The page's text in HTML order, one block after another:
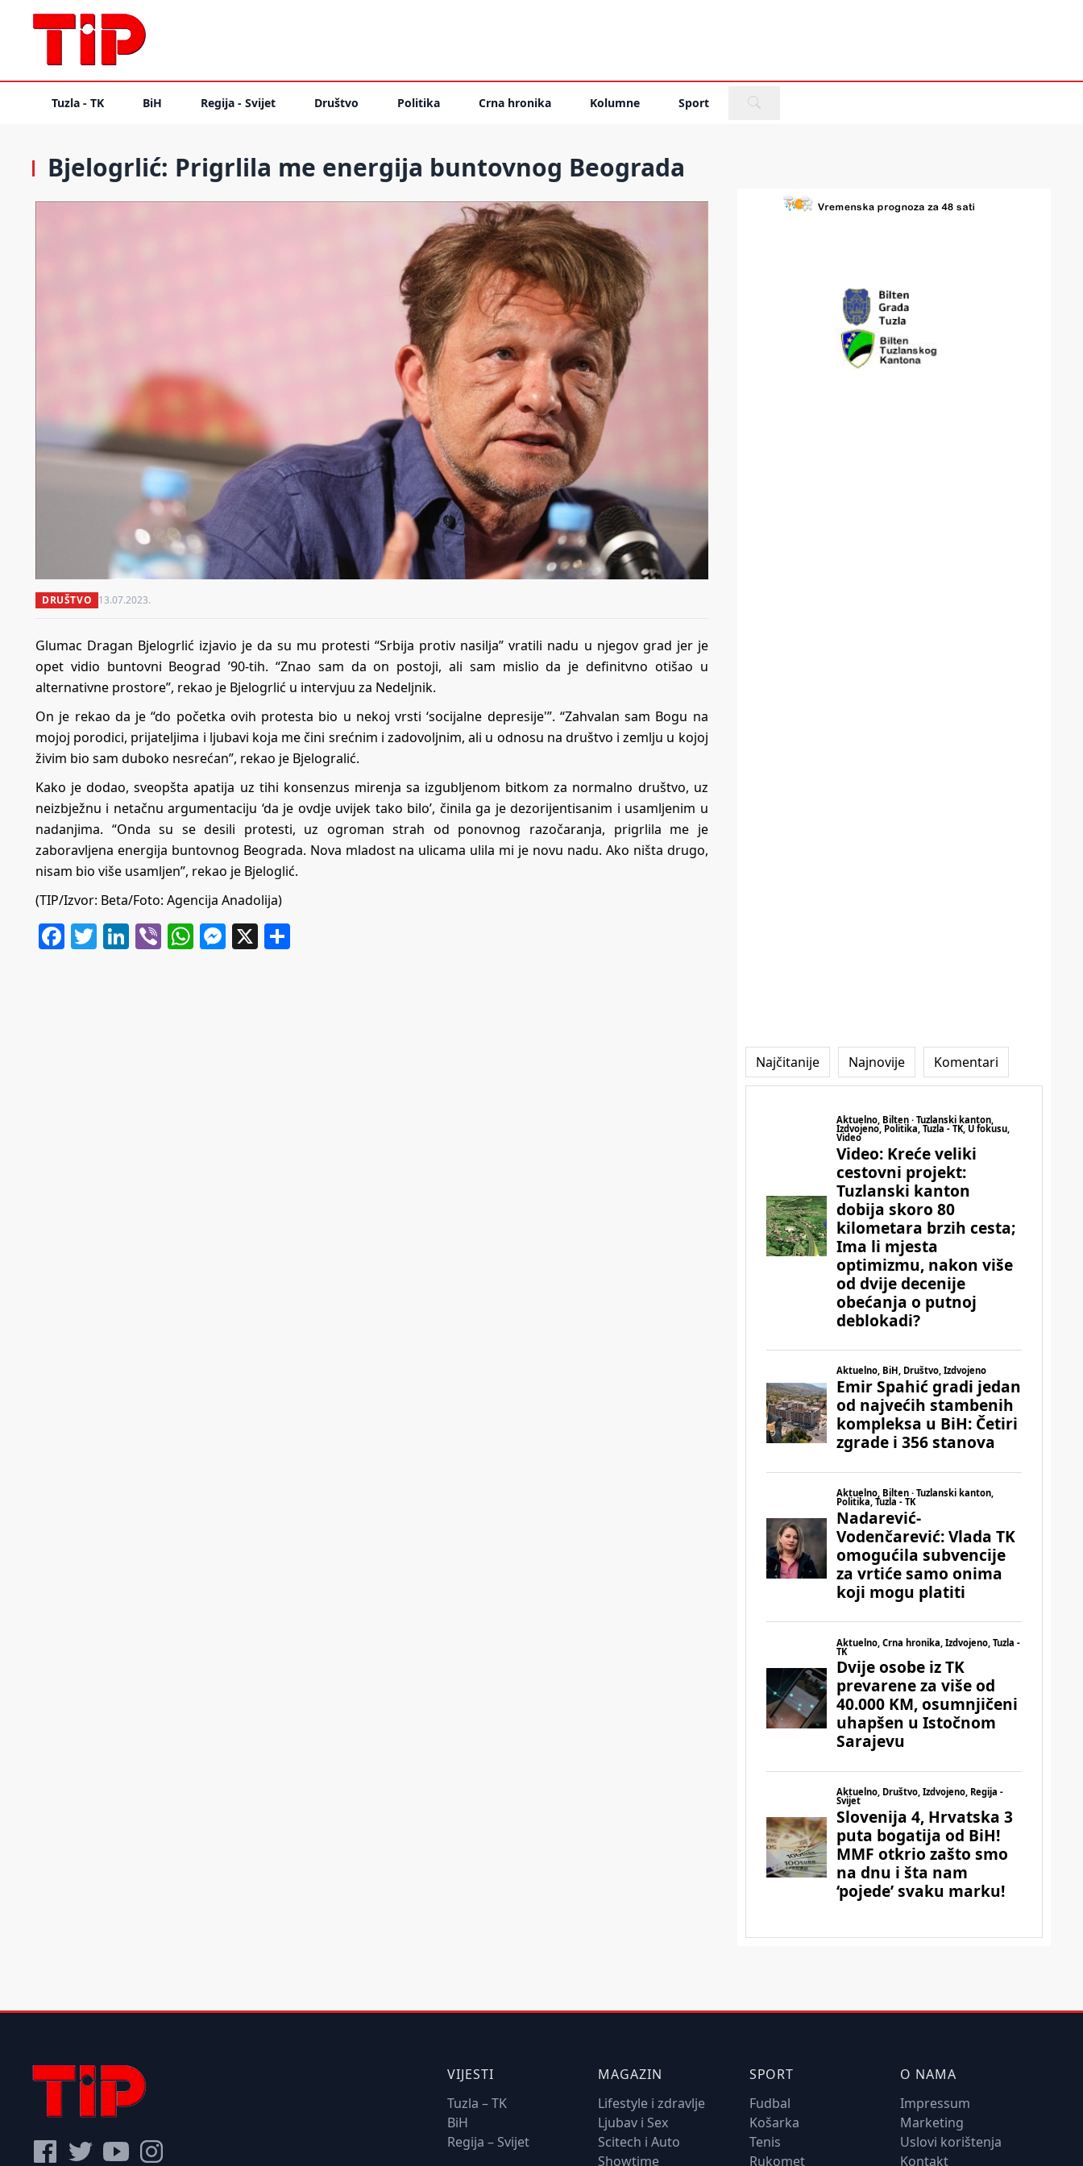
Tuzla - TK BiH Regija - Svijet Društvo Politika Crna hronika Kolumne Sport
Bjelogrlić: Prigrlila me energija buntovnog Beograda
DRUŠTVO 13.07.2023.
Glumac Dragan Bjelogrlić izjavio je da su mu protesti “Srbija protiv nasilja” vratili nadu u njegov grad jer je
opet vidio buntovni Beograd ’90-tih. “Znao sam da on postoji, ali sam mislio da je definitvno otišao u
alternativne prostore”, rekao je Bjelogrlić u intervjuu za Nedeljnik.
On je rekao da je “do početka ovih protesta bio u nekoj vrsti ‘socijalne depresije'”. “Zahvalan sam Bogu na
mojoj porodici, prijateljima i ljubavi koja me čini srećnim i zadovoljnim, ali u odnosu na društvo i zemlju u kojoj
živim bio sam duboko nesrećan”, rekao je Bjelogralić.
Kako je dodao, sveopšta apatija uz tihi konsenzus mirenja sa izgubljenom bitkom za normalno društvo, uz
neizbježnu i netačnu argumentaciju ‘da je ovdje uvijek tako bilo’, činila ga je dezorijentisanim i usamljenim u
nadanjima. “Onda su se desili protesti, uz ogroman strah od ponovnog razočaranja, prigrlila me je
zaboravljena energija buntovnog Beograda. Nova mladost na ulicama ulila mi je novu nadu. Ako ništa drugo,
nisam bio više usamljen”, rekao je Bjeloglić.
(TIP/Izvor: Beta/Foto: Agencija Anadolija)
Facebook
Twitter
LinkedIn
ViberWhatsApp
Messenger
X
Najčitanije Najnovije Komentari
VIJESTI
Tuzla – TK
BiH
Regija – Svijet
MAGAZIN
Lifestyle i zdravlje
Ljubav i Sex
Scitech i Auto
Showtime
SPORT
Fudbal
Košarka
Tenis
Rukomet
O NAMA
Impressum
Marketing
Uslovi korištenja
Kontakt